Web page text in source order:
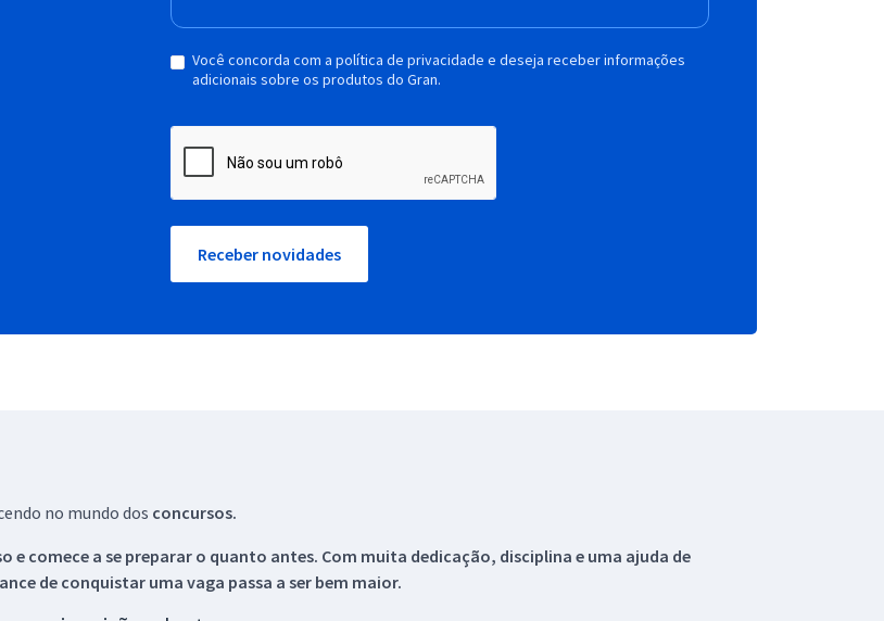
Você concorda com a política de privacidade e deseja receber informações
adicionais sobre os produtos do Gran.
Receber novidades
no mundo dos concursos.
e comece a se preparar o quanto antes. Com muita dedicação, disciplina e uma ajuda de
de conquistar uma vaga passa a ser bem maior.